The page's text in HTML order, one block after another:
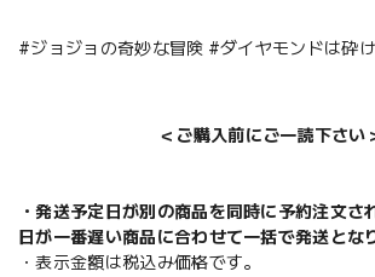
#ジョジョの奇妙な冒険 #ダイヤモンドは砕
＜ご購入前にご一読下さい
・発送予定日が別の商品を同時に予約注文さ
日が一番遅い商品に合わせて一括で発送とな
・表示金額は税込み価格です。